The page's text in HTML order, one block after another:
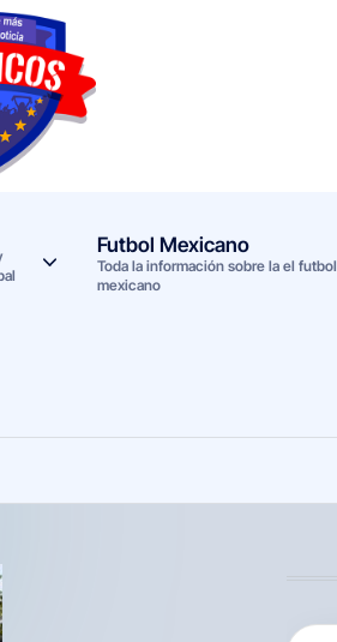
Futbol Mexicano
Toda la información sobre la el futbol
mexicano